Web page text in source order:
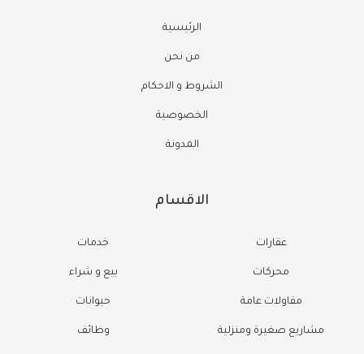
الرئيسية
من نحن
الشروط و الاحكام
الخصوصية
المدونة
الاقسام
عقارات
محركات
مقاولات عامة
مشاريع صغيرة ومنزلية
خدمات
بيع و شراء
حيوانات
وظائف